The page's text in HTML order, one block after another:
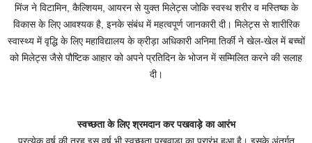
मिंज ने विटामिन, कैल्शियम, आयरन से युक्त मिलेट्स जोकि स्वस्थ शरीर व मस्तिष्क के
विकास के लिए आवश्यक है, इनके संबंध में महत्वपूर्ण जानकारी दी। मिलेट्स से शारीरिक
स्वास्थ्य में वृद्धि के लिए महाविद्यालय के क्रीड़ा अधिकारी अनिमा तिर्की ने खेल-खेल में बच्चों
को मिलेट्स जैसे पौष्टिक आहार को अपने प्रतिदिन के भोजन में सम्मिलित करने की सलाह
दी।
स्वच्छता के लिए श्रमदान कर पखवाड़े का आरंभ
प्रत्येक वर्ष की तरह इस वर्ष भी स्वच्छता पखवाड़ा का प्रारंभ हुआ है। इसके अंतर्गत